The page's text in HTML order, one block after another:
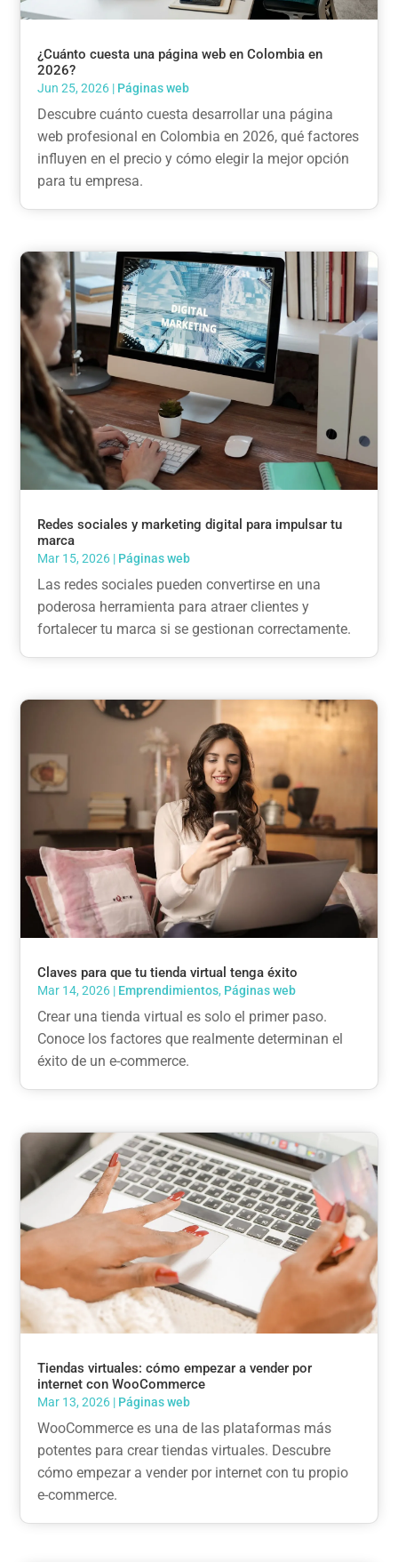
¿Cuánto cuesta una página web en Colombia en
2026?
Jun 25, 2026 | Páginas web
Descubre cuánto cuesta desarrollar una página
web profesional en Colombia en 2026, qué factores
influyen en el precio y cómo elegir la mejor opción
para tu empresa.
Redes sociales y marketing digital para impulsar tu
marca
Mar 15, 2026 | Páginas web
Las redes sociales pueden convertirse en una
poderosa herramienta para atraer clientes y
fortalecer tu marca si se gestionan correctamente.
Claves para que tu tienda virtual tenga éxito
Mar 14, 2026 | Emprendimientos, Páginas web
Crear una tienda virtual es solo el primer paso.
Conoce los factores que realmente determinan el
éxito de un e-commerce.
Tiendas virtuales: cómo empezar a vender por
internet con WooCommerce
Mar 13, 2026 | Páginas web
WooCommerce es una de las plataformas más
potentes para crear tiendas virtuales. Descubre
cómo empezar a vender por internet con tu propio
e-commerce.